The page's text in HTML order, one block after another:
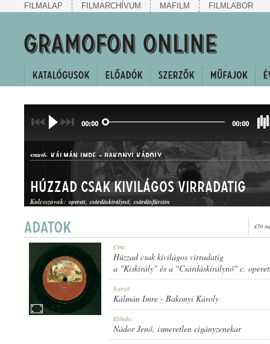
FILMALAP FILMARCHÍVUM MAFILM FILMLABOR
00:00 00:00
SZERZŐ: KÁLMÁN IMRE-BAKONYI KÁROLY
CSÁRDÁS
1916 KÖRÜL
Húzzad csak kivilágos virradatig
Kulcsszavak: operett csárdáskirálynő csárdásfürstin
470
Cím:
Húzzad csak kivilágos virradatig
a "Kiskirály" és a "Csárdáskirálynő" c.
Szerző:
Kálmán Imre - Bakonyi Károly
Előadó:
Nádor Jenő, ismeretlen cigányzenekar